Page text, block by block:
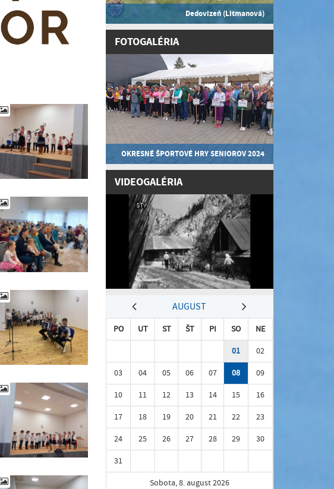
Dedovizeň (Litmanová)
FOTOGALÉRIA
OKRESNÉ ŠPORTOVÉ HRY SENIOROV 2024
VIDEOGALÉRIA
AUGUST
PO UT ST ŠT PI SO
NE
01
02
03
04 05 06 07 08
09
10
11 12 13 14 15
16
17
18 19 20 21 22
23
24
25 26 27 28 29
30
31
Sobota, 8. august 2026